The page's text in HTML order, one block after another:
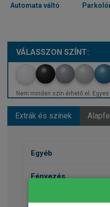
Automata váltó
VÁLASSZON SZÍNT:
Nem minden szín érhető el.
Extrák és színek
Egyéb
Fényezés